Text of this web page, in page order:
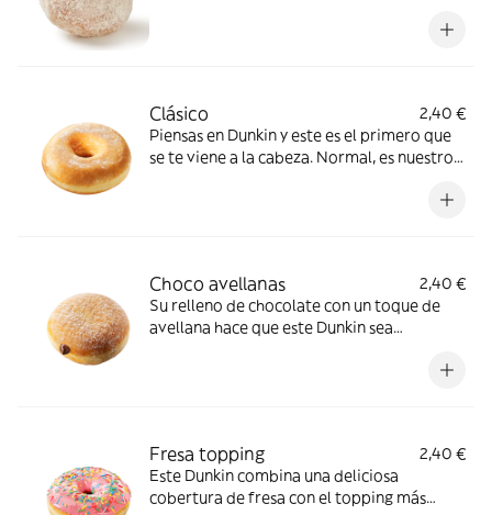
Clásico
2,40 €
Piensas en Dunkin y este es el primero que
se te viene a la cabeza. Normal, es nuestro
Choco avellanas
2,40 €
Su relleno de chocolate con un toque de
avellana hace que este Dunkin sea
Fresa topping
2,40 €
Este Dunkin combina una deliciosa
cobertura de fresa con el topping más